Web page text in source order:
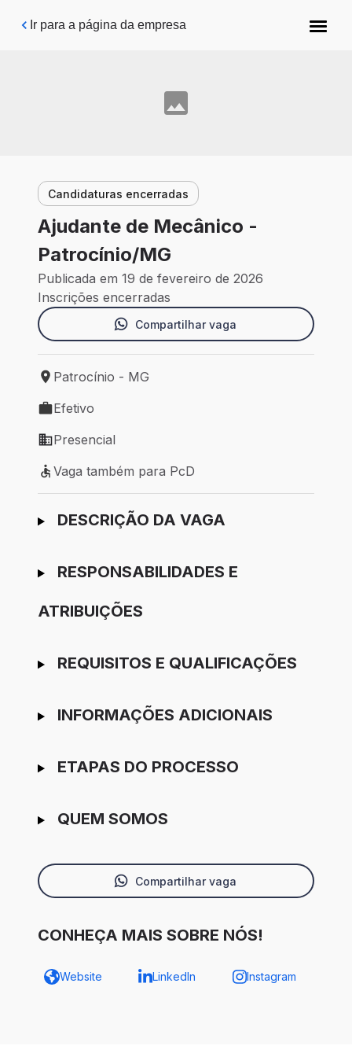
Pular para o conteúdo principal
Ir para a página da empresa
Candidaturas encerradas
Ajudante de Mecânico -
Patrocínio/MG
Publicada em 19 de fevereiro de 2026
Inscrições encerradas
Compartilhar vaga
Local de trabalho: Patrocínio - MG
Patrocínio - MG
Tipo de vaga: Efetivo
Efetivo
Modelo de trabalho: Presencial
Presencial
Vaga também para PcD
Vaga também para PcD
Ir para candidatura
DESCRIÇÃO DA VAGA
RESPONSABILIDADES E
ATRIBUIÇÕES
REQUISITOS E QUALIFICAÇÕES
INFORMAÇÕES ADICIONAIS
ETAPAS DO PROCESSO
QUEM SOMOS
Compartilhar vaga
CONHEÇA MAIS SOBRE NÓS!
Website LinkedIn Instagram